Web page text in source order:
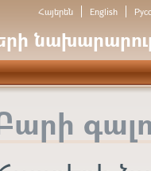
Հայերեն English